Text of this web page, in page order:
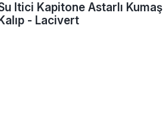
Itici Kapitone Astarlı Kumaş
- Lacivert